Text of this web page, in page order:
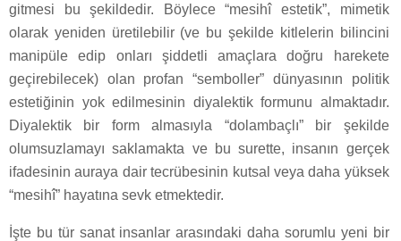
gitmesi bu şekildedir. Böylece “mesihî estetik”, mimetik
olarak yeniden üretilebilir (ve bu şekilde kitlelerin bilincini
manipüle edip onları şiddetli amaçlara doğru harekete
geçirebilecek) olan profan “semboller” dünyasının politik
estetiğinin yok edilmesinin diyalektik formunu almaktadır.
Diyalektik bir form almasıyla “dolambaçlı” bir şekilde
olumsuzlamayı saklamakta ve bu surette, insanın gerçek
ifadesinin auraya dair tecrübesinin kutsal veya daha yüksek
“mesihî” hayatına sevk etmektedir.
İşte bu tür sanat insanlar arasındaki daha sorumlu yeni bir